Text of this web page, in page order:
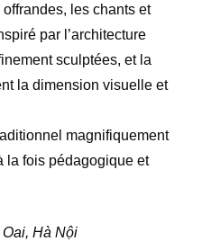
les chants et
par l’architecture
sculptées, et la
la dimension visuelle et
magnifiquement
la fois pédagogique et
Hà Nội